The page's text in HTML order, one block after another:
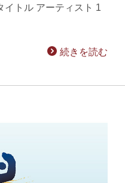
イトル アーティスト 1
続きを読む